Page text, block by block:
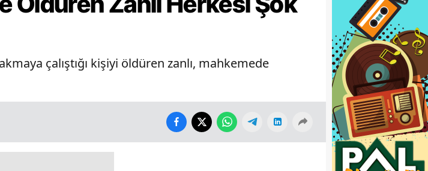
çalıştığı kişiyi öldüren zanlı, mahkemede